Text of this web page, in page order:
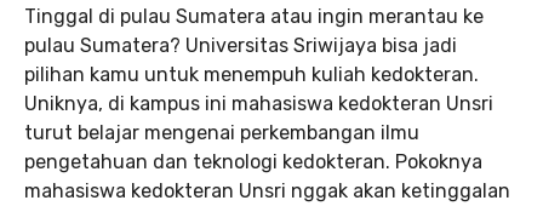
Tinggal di pulau Sumatera atau ingin merantau ke
pulau Sumatera? Universitas Sriwijaya bisa jadi
pilihan kamu untuk menempuh kuliah kedokteran.
Uniknya, di kampus ini mahasiswa kedokteran Unsri
turut belajar mengenai perkembangan ilmu
pengetahuan dan teknologi kedokteran. Pokoknya
mahasiswa kedokteran Unsri nggak akan ketinggalan